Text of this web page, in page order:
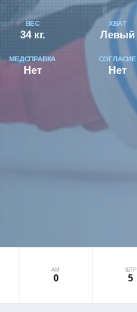
ВЕС
34 кг.
ХВАТ
Левый
МЕДСПРАВКА
Нет
СОГЛАСИЕ
Нет
АМ
0
ШТР
5